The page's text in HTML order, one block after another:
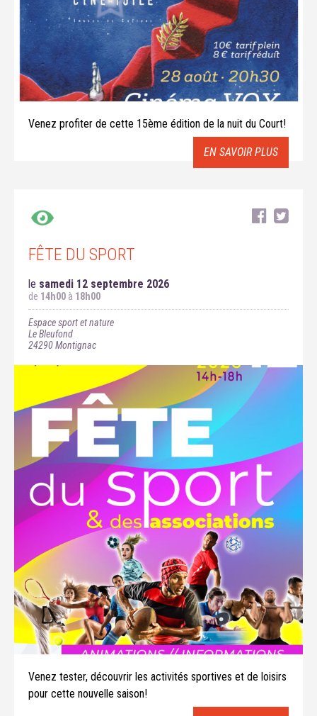
Venez profiter de cette 15ème édition de la nuit du Court!
EN SAVOIR PLUS
FÊTE DU SPORT
le samedi 12 septembre 2026
de 14h00 à 18h00
Espace sport et nature
Le Bleufond
24290Montignac
Venez tester, découvrir les activités sportives et de loisirs
pour cette nouvelle saison!